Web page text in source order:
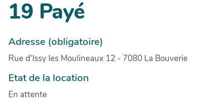
19 Payé
Adresse (obligatoire)
Rue d'Issy les Moulineaux 12 - 7080 La Bouverie
Etat de la location
En attente